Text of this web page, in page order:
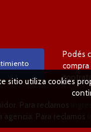
Podés
Para reclamos
Para reclamos
sitio utiliza cookies